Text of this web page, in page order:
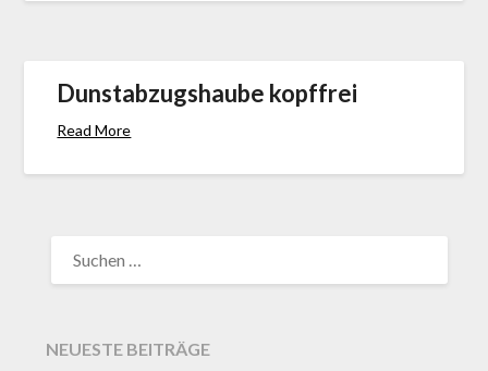
Dunstabzugshaube kopffrei
Read More
NACH:
NEUESTE BEITRÄGE